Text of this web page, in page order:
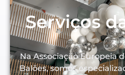
Serviços
Na Associação Europeia
Balões, somos